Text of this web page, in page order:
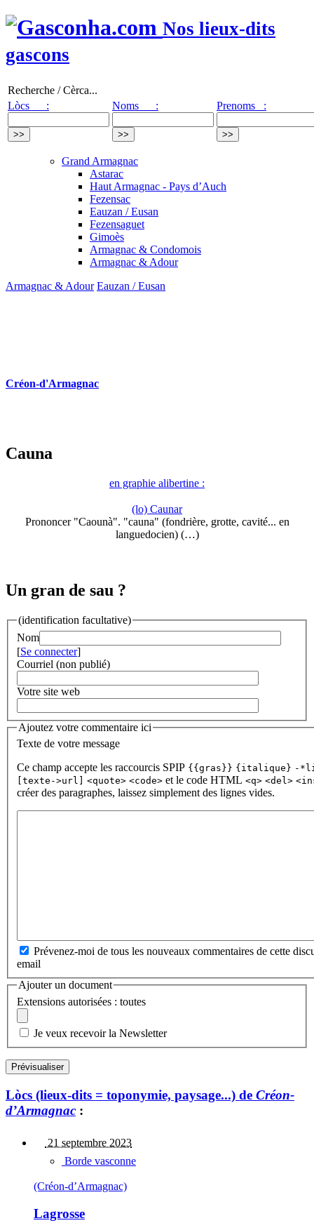
Nos lieux-dits
gascons
Recherche / Cèrca...
Lòcs :
Noms : Prenoms :
Grand Armagnac
Astarac
Haut Armagnac - Pays d’Auch
Fezensac
Eauzan / Eusan
Fezensaguet
Gimoès
Armagnac & Condomois
Armagnac & Adour
Armagnac & Adour Eauzan / Eusan
Créon-d'Armagnac
Cauna
en graphie alibertine :
(lo) Caunar
Prononcer "Caounà". "cauna" (fondrière, grotte, cavité... en
languedocien) (…)
Un gran de sau ?
(identification facultative)
Nom
[Se connecter]
Courriel (non publié)
Votre site web
Ajoutez votre commentaire ici
Texte de votre message
Ce champ accepte les raccourcis SPIP {{gras}} {italique} -
[texte->url]
<quote> <code> et le code HTML <q> <del>
créer des paragraphes, laissez simplement des lignes vides.
Prévenez-moi de tous les nouveaux commentaires de cette
email
Ajouter un document
Extensions autorisées : toutes
Je veux recevoir la Newsletter
Lòcs (lieux-dits = toponymie, paysage...) de Créon-
d’Armagnac :
21 septembre 2023
Borde vasconne
(Créon-d’Armagnac)
Lagrosse